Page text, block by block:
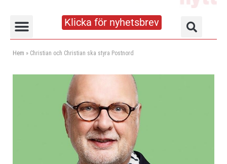
Klicka för nyhetsbrev
Hem » Christian och Christian ska styra Postnord